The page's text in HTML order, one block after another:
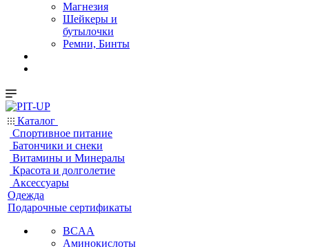
Магнезия
Шейкеры и
бутылочки
Ремни, Бинты
Каталог
Спортивное питание
Батончики и снеки
Витамины и Минералы
Красота и долголетие
Аксессуары
Одежда
Подарочные сертификаты
BCAA
Аминокислоты